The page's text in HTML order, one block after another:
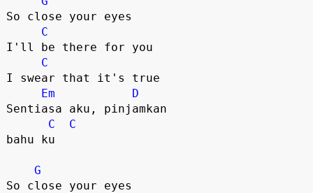
So close your eyes
C
I'll be there for you
C
I swear that it's true
Em
D
Sentiasa aku, pinjamkan
C
C
bahu ku
G
So close your eyes